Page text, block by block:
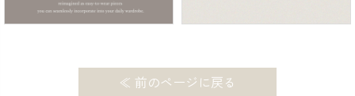
≪ 前のページに戻る